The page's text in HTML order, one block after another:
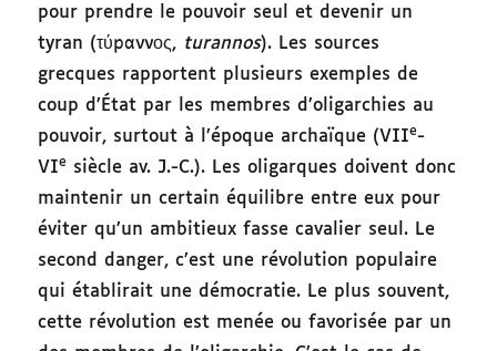
pour prendre le pouvoir seul et devenir un
tyran (τύραννος, turannos). Les sources
grecques rapportent plusieurs exemples de
coup d’État par les membres d’oligarchies au
pouvoir, surtout à l’époque archaïque (VIIe-
VIe
siècle av. J.-C.). Les oligarques doivent donc
maintenir un certain équilibre entre eux pour
éviter qu’un ambitieux fasse cavalier seul. Le
second danger, c’est une révolution populaire
qui établirait une démocratie. Le plus souvent,
cette révolution est menée ou favorisée par un